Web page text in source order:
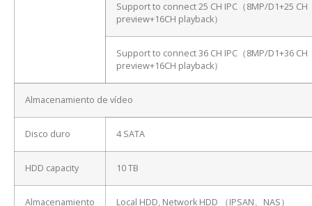
Support to connect 25 CH IPC（8MP/D1+25 CH
preview+16CH playback）
Support to connect 36 CH IPC（8MP/D1+36 CH
preview+16CH playback）
Almacenamiento de vídeo
Disco duro 4 SATA
HDD capacity 10 TB
Almacenamiento Local HDD, Network HDD （IPSAN、NAS）